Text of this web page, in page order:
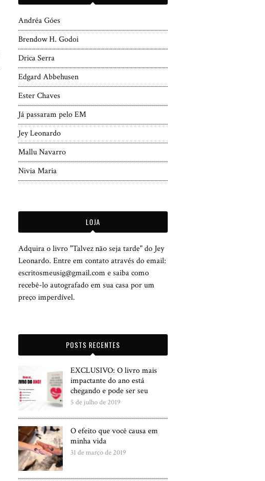
Andréa Góes
Brendow H. Godoi
Drica Serra
Edgard Abbehusen
Ester Chaves
Já passaram pelo EM
Jey Leonardo
Mallu Navarro
Nivia Maria
LOJA
Adquira o livro "Talvez não seja tarde" do Jey
Leonardo. Entre em contato através do email:
escritosmeusig@gmail.com e saiba como
recebê-lo autografado em sua casa por um
preço imperdível.
POSTS RECENTES
EXCLUSIVO: O livro mais
impactante do ano está
chegando e pode ser seu
5 de julho de 2019
O efeito que você causa em
minha vida
31 de março de 2019